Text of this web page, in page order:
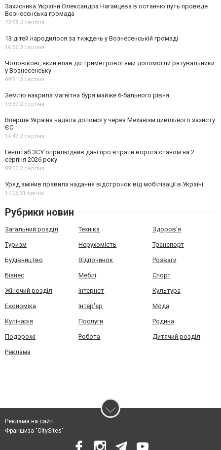
Захисника України Олександра Нагайцева в останню путь проведе
Вознесенська громада
23:58,3 серпня
13 дітей народилося за тиждень у Вознесенській громаді
16:56,3 серпня
Чоловікові, який впав до триметрової ями допомогли рятувальники
у Вознесенську
09:51,3 серпня
Землю накрила магнітна буря майже 6-бального рівня
19:37,2 серпня
Вперше Україна надала допомогу через Механізм цивільного захисту
ЄС
14:47,2 серпня
Генштаб ЗСУ оприлюднив дані про втрати ворога станом на 2
серпня 2026 року
09:00,2 серпня
Уряд змінив правила надання відстрочок від мобілізації в Україні
17:05,31 липня
Рубрики новин
Загальний розділ Техніка Здоров'я
Туризм Нерухомість Транспорт
Будівництво Відпочинок Розваги
Бізнес Меблі Спорт
Жіночий розділ Інтернет Культура
Економіка Інтер'єр Мода
Кулінарія Послуги Родина
Подорожі Робота Дитячий розділ
Реклама
Реклама на сайті
Франшиза "CitySites"